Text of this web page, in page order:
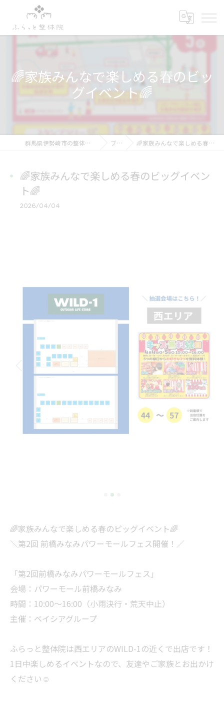
🌈家族みんなで楽しめる春のビッ
グイベント🌈
群馬県伊勢崎市の整体ならふらっと整体院 ブログ 🌈家族みんなで楽しめる春のビッグイベント🌈
🌈家族みんなで楽しめる春のビッグイベン
ト🌈
2026/04/04
🌈家族みんなで楽しめる春のビッグイベント🌈
＼第2回 前橋みなみパワーモールフェス開催！／
「第2回前橋みなみパワーモールフェス」
会場：パワーモール前橋みなみ
時間：10:00～16:00（小雨決行・荒天中止）
主催：ベイシアグループ
ふらっと整体院は西エリアのWILD-1の近くで出店です！
1日中楽しめるイベントなので、友達やご家族とお出かけ
ください☺️